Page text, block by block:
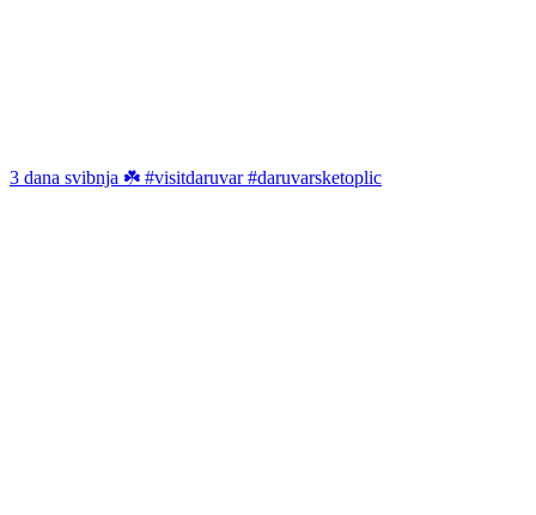
3 dana svibnja ☘️ #visitdaruvar #daruvarsketoplic